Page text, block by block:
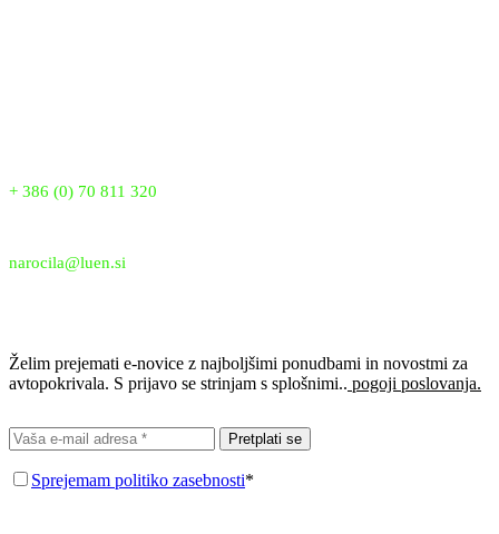
+ 386 (0) 70 811 320
narocila@luen.si
Želim prejemati e-novice z najboljšimi ponudbami in novostmi za
avtopokrivala. S prijavo se strinjam s splošnimi.. pogoji poslovanja.
Pretplati se
Sprejemam politiko zasebnosti*